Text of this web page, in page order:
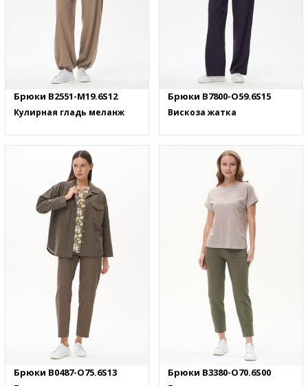
Брюки B2551-M19.6S12
Кулирная гладь меланж
Брюки B7800-O59.6S15
Вискоза жатка
Брюки B0487-O75.6S13 Брюки B3380-O70.6S00